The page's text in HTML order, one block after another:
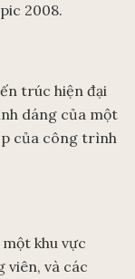
2008.
trúc hiện đại
dáng của một
của công trình
khu vực
viên, và các